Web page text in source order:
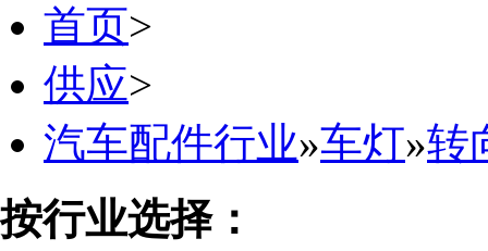
首页>
供应>
汽车配件行业»车灯»转
按行业选择：